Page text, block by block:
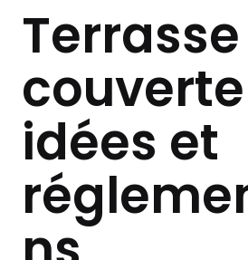
Terrasse
idées et